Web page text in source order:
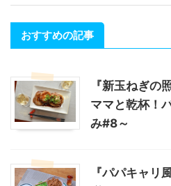
おすすめの記事
『新玉ねぎの
ママと乾杯！
み#8～
『パパキャリ